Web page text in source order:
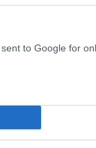
to Google for